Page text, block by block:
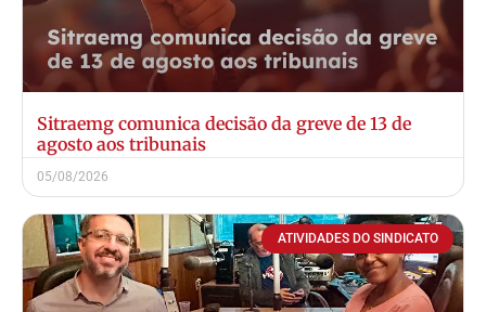
Sitraemg comunica decisão da greve de 13 de
agosto aos tribunais
05/08/2026
ATIVIDADES DO SINDICATO